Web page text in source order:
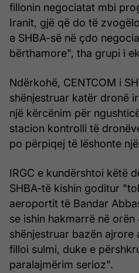
fillonin negociatat mbi
Iranit, gjë që do të
e SHBA-së në çdo
bërthamore", tha grupi i
Ndërkohë, CENTCOM i
shënjestruar katër dronë
një kërcënim për
stacion kontrolli të
po përpiqej të lëshonte
IRGC e kundërshtoi këtë
SHBA-të kishin goditur
aeroportit të Bandar
se ishin hakmarrë në
shënjestruar bazën ajrore
filloi sulmi, duke e
paralajmërim serioz".